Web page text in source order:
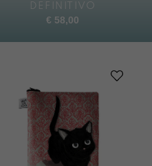
DEFINITIVO
€ 58,00